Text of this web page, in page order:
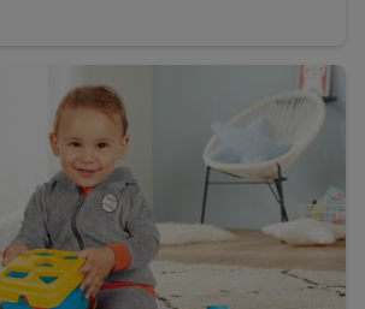
auf einem Endgerät.
der Angebote. Analyse
durch Statistiken oder Kombinationen
Quellen. Verwendung
zur Auswahl von Werbeanzeigen.
Verwendung von Profilen
Werbung.
(Lieferanten)